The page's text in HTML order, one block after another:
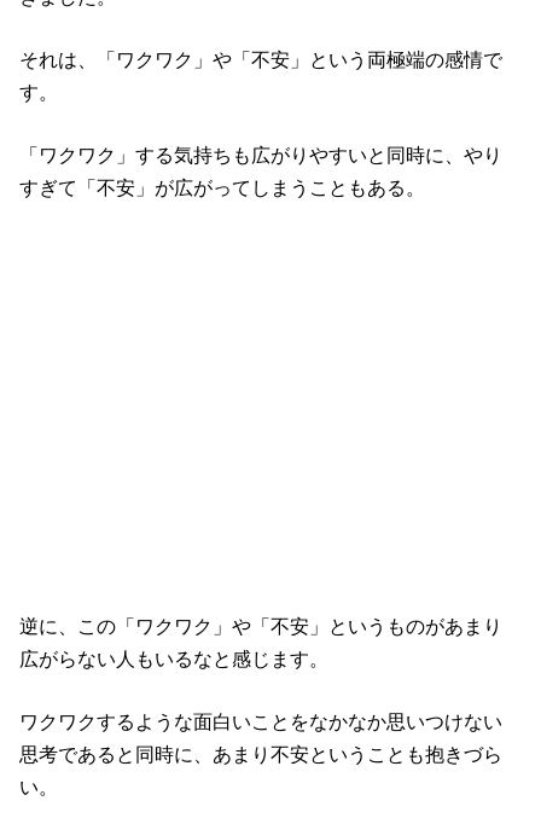
それは、「ワクワク」や「不安」という両極端の感情で
す。
「ワクワク」する気持ちも広がりやすいと同時に、やり
すぎて「不安」が広がってしまうこともある。
逆に、この「ワクワク」や「不安」というものがあまり
広がらない人もいるなと感じます。
ワクワクするような面白いことをなかなか思いつけない
思考であると同時に、あまり不安ということも抱きづら
い。